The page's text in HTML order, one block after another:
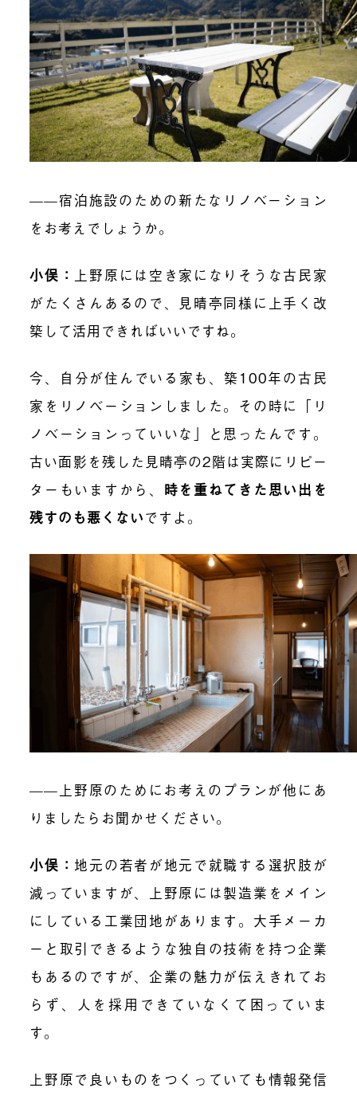
——宿泊施設のための新たなリノベーション
をお考えでしょうか。
小俣： 上野原には空き家になりそうな古民家
がたくさんあるので、見晴亭同様に上手く改
築して活用できればいいですね。
今、自分が住んでいる家も、築100年の古民
家をリノベーションしました。その時に「リ
ノベーションっていいな」と思ったんです。
古い面影を残した見晴亭の2階は実際にリピー
ターもいますから、 時を重ねてきた思い出を
残すのも悪くないですよ。
——上野原のためにお考えのプランが他にあ
りましたらお聞かせください。
小俣：地元の若者が地元で就職する選択肢が
減っていますが、上野原には製造業をメイン
にしている工業団地があります。大手メーカ
ーと取引できるような独自の技術を持つ企業
もあるのですが、企業の魅力が伝えきれてお
らず、人を採用できていなくて困っていま
す。
上野原で良いものをつくっていても情報発信